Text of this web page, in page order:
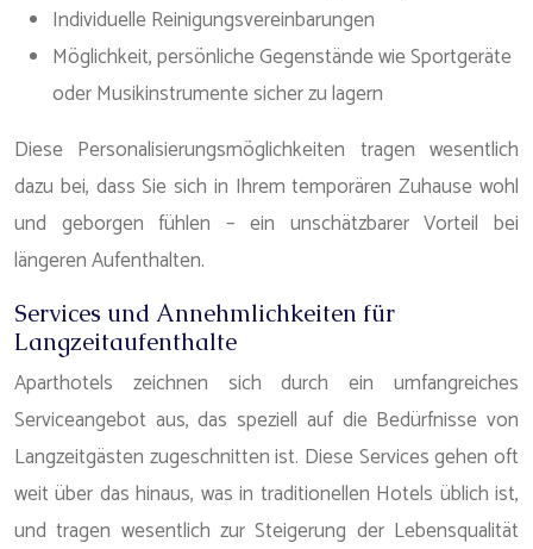
Individuelle Reinigungsvereinbarungen
Möglichkeit, persönliche Gegenstände wie Sportgeräte
oder Musikinstrumente sicher zu lagern
Diese Personalisierungsmöglichkeiten tragen wesentlich
dazu bei, dass Sie sich in Ihrem temporären Zuhause wohl
und geborgen fühlen – ein unschätzbarer Vorteil bei
längeren Aufenthalten.
Services und Annehmlichkeiten für
Langzeitaufenthalte
Aparthotels zeichnen sich durch ein umfangreiches
Serviceangebot aus, das speziell auf die Bedürfnisse von
Langzeitgästen zugeschnitten ist. Diese Services gehen oft
weit über das hinaus, was in traditionellen Hotels üblich ist,
und tragen wesentlich zur Steigerung der Lebensqualität